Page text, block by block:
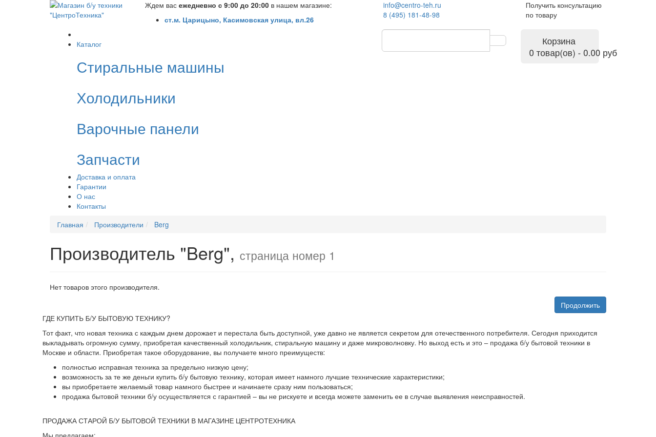
Ждем вас ежедневно с 9:00 до 20:00 в нашем магазине:
ст.м. Царицыно, Касимовская улица, вл.26
info@centro-teh.ru
8 (495) 181-48-98
Получить консультацию
по товару
Каталог
Стиральные машины
Холодильники
Варочные панели
Запчасти
Доставка и оплата
Гарантии
О нас
Контакты
Корзина
0 товар(ов) - 0.00 руб
Главная Производители Berg
Производитель "Berg", страница номер 1
Нет товаров этого производителя.
Продолжить
ГДЕ КУПИТЬ Б/У БЫТОВУЮ ТЕХНИКУ?
Тот факт, что новая техника с каждым днем дорожает и перестала быть доступной, уже давно не является секретом для отечественного потребителя. Сегодня приходится
выкладывать огромную сумму, приобретая качественный холодильник, стиральную машину и даже микроволновку. Но выход есть и это – продажа б/у бытовой техники в
Москве и области. Приобретая такое оборудование, вы получаете много преимуществ:
полностью исправная техника за предельно низкую цену;
возможность за те же деньги купить б/у бытовую технику, которая имеет намного лучшие технические характеристики;
вы приобретаете желаемый товар намного быстрее и начинаете сразу ним пользоваться;
продажа бытовой техники б/у осуществляется с гарантией – вы не рискуете и всегда можете заменить ее в случае выявления неисправностей.
ПРОДАЖА СТАРОЙ Б/У БЫТОВОЙ ТЕХНИКИ В МАГАЗИНЕ ЦЕНТРОТЕХНИКА
Мы предлагаем: